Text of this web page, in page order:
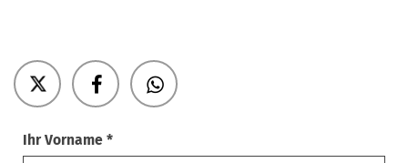
Ihr Vorname *